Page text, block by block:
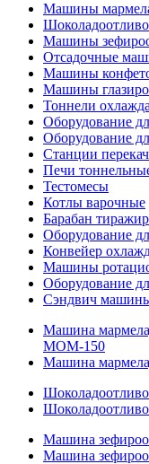
Машины
Машины
Отсадочные
Машины
Машины
Тоннели
Оборудование
Оборудование
Станции
Печи
Тестомесы
Котлы варочные
Барабан
Оборудование
Конвейер
Машины
Оборудование
Сэндвич
Машина
МОМ-150
Машина
Машина
Машина